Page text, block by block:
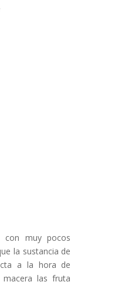
con muy pocos
la sustancia de
a la hora de
las fruta